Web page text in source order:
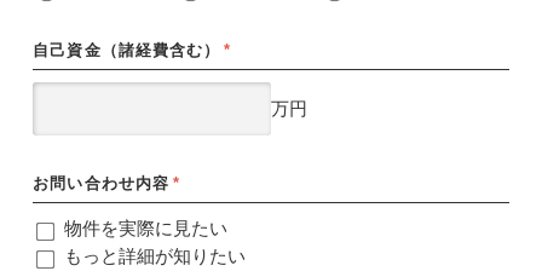
自己資金（諸経費含む） *
万円
お問い合わせ内容 *
物件を実際に見たい
もっと詳細が知りたい